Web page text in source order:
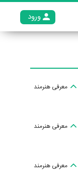
ورود
معرفی هنرمند
معرفی هنرمند
معرفی هنرمند